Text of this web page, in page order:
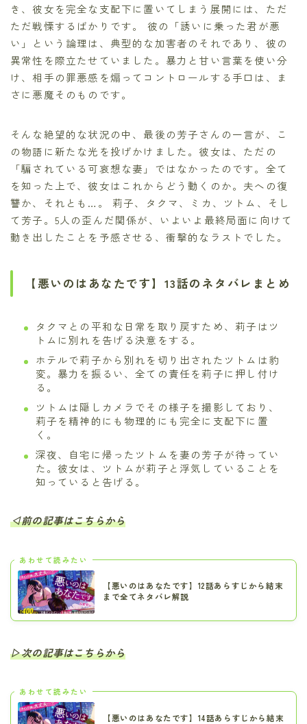
き、彼女を完全な支配下に置いてしまう展開には、ただ
ただ戦慄するばかりです。 彼の「誘いに乗った君が悪
い」という論理は、典型的な加害者のそれであり、彼の
異常性を際立たせていました。暴力と甘い言葉を使い分
け、相手の罪悪感を煽ってコントロールする手口は、ま
さに悪魔そのものです。
そんな絶望的な状況の中、最後の芳子さんの一言が、こ
の物語に新たな光を投げかけました。彼女は、ただの
「騙されている可哀想な妻」ではなかったのです。全て
を知った上で、彼女はこれからどう動くのか。夫への復
讐か、それとも…。 莉子、タクマ、ミカ、ツトム、そし
て芳子。5人の歪んだ関係が、いよいよ最終局面に向けて
動き出したことを予感させる、衝撃的なラストでした。
【悪いのはあなたです】13話のネタバレまとめ
タクマとの平和な日常を取り戻すため、莉子はツ
トムに別れを告げる決意をする。
ホテルで莉子から別れを切り出されたツトムは豹
変。暴力を振るい、全ての責任を莉子に押し付け
る。
ツトムは隠しカメラでその様子を撮影しており、
莉子を精神的にも物理的にも完全に支配下に置
く。
深夜、自宅に帰ったツトムを妻の芳子が待ってい
た。彼女は、ツトムが莉子と浮気していることを
知っていると告げる。
◁前の記事はこちらから
あわせて読みたい
【悪いのはあなたです】12話あらすじから結末
まで全てネタバレ解説
▷次の記事はこちらから
あわせて読みたい
【悪いのはあなたです】14話あらすじから結末